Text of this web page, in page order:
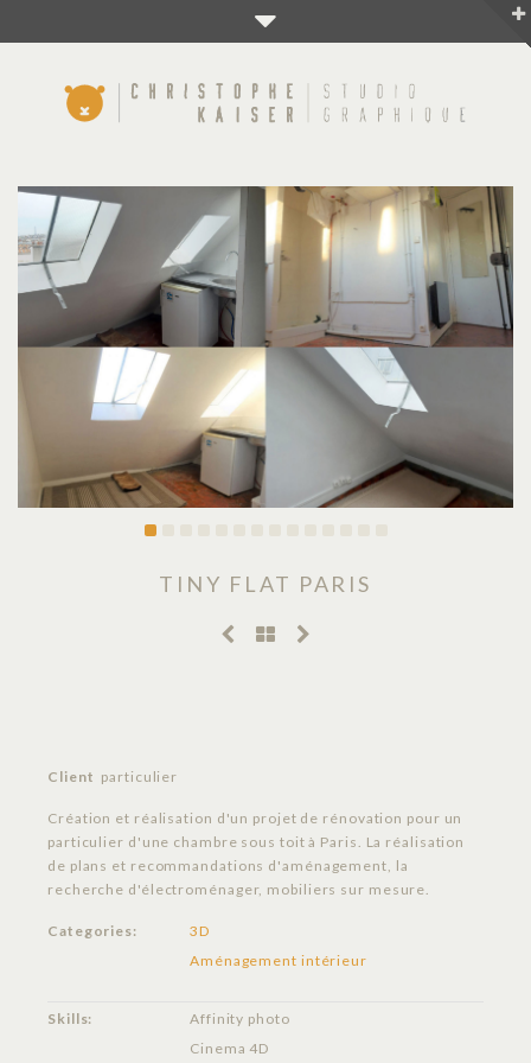
TINY FLAT PARIS
Client particulier
Création et réalisation d'un projet de rénovation pour un
particulier d'une chambre sous toit à Paris. La réalisation
de plans et recommandations d'aménagement, la
recherche d'électroménager, mobiliers sur mesure.
Categories:
3D
Aménagement intérieur
Skills:
Affinity photo
Cinema 4D